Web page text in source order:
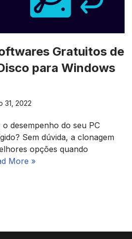
Gratuitos de
para Windows
31, 2022
desempenho do seu PC
Sem dúvida, a clonagem
opções quando
More »